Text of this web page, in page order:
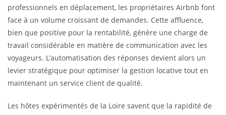
professionnels en déplacement, les propriétaires Airbnb font
face à un volume croissant de demandes. Cette affluence,
bien que positive pour la rentabilité, génère une charge de
travail considérable en matière de communication avec les
voyageurs. L’automatisation des réponses devient alors un
levier stratégique pour optimiser la gestion locative tout en
maintenant un service client de qualité.
Les hôtes expérimentés de la Loire savent que la rapidité de